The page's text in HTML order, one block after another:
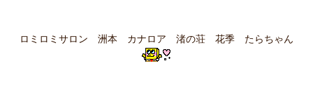
ロミロミサロン 洲本 カナロア 渚の荘 花季 たらちゃん